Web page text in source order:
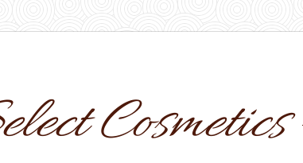
Cosmetics